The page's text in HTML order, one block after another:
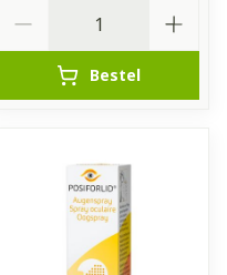
Bestel